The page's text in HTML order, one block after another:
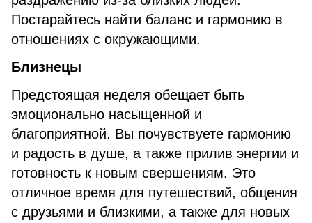
Постарайтесь найти баланс и гармонию в
отношениях с окружающими.
Близнецы
Предстоящая неделя обещает быть
эмоционально насыщенной и
благоприятной. Вы почувствуете гармонию
и радость в душе, а также прилив энергии и
готовность к новым свершениям. Это
отличное время для путешествий, общения
с друзьями и близкими, а также для новых